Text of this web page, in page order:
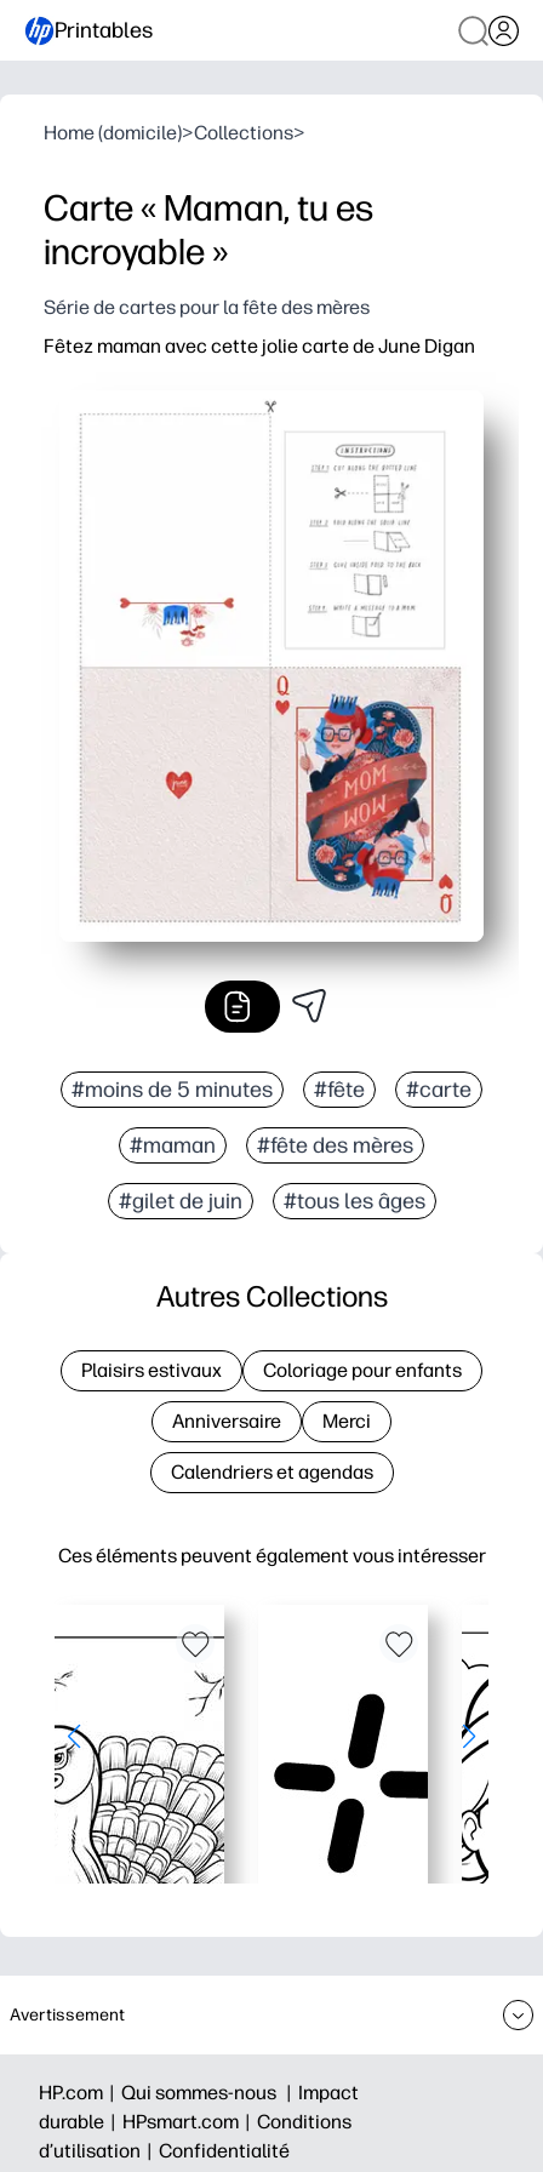
Printables
Home (domicile)>Collections>
Carte « Maman, tu es
incroyable »
Série de cartes pour la fête des mères
Fêtez maman avec cette jolie carte de June Digan
Imprimez, pliez et signez en quelques minutes, idéal
De superbes aquarelles offrent un look sincère sans
L'intérieur est vierge pour personnaliser votre
Format adapté aux lettres américaines ou au format
#moins de 5 minutes #fête #carte
#maman #fête des mères
#gilet de juin #tous les âges
Ces éléments peuvent également vous intéresser
Autres Collections
Plaisirs estivaux Coloriage pour enfants
Anniversaire Merci
Calendriers et agendas
Avertissement
HP.com | Qui sommes-nous | Impact
durable | HPsmart.com | Conditions
d’utilisation | Confidentialité